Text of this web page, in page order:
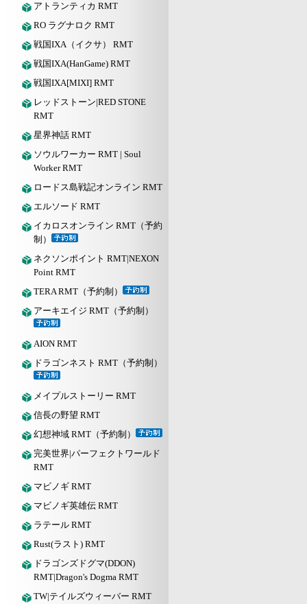
アトランティカ RMT
RO ラグナロク RMT
戦国IXA（イクサ） RMT
戦国IXA(HanGame) RMT
戦国IXA[MIXI] RMT
レッドストーン|RED STONE
RMT
星界神話 RMT
ソウルワーカー RMT | Soul
Worker RMT
ロードス島戦記オンライン RMT
エルソード RMT
イカロスオンライン RMT（予約
制）
ネクソンポイント RMT|NEXON
Point RMT
TERA RMT（予約制）
アーキエイジ RMT（予約制）
AION RMT
ドラゴンネスト RMT（予約制）
メイプルストーリー RMT
信長の野望 RMT
幻想神域 RMT（予約制）
完美世界|パーフェクトワールド
RMT
マビノギ RMT
マビノギ英雄伝 RMT
ラテール RMT
Rust(ラスト) RMT
ドラゴンズドグマ(DDON)
RMT|Dragon's Dogma RMT
TW|テイルズウィーバー RMT